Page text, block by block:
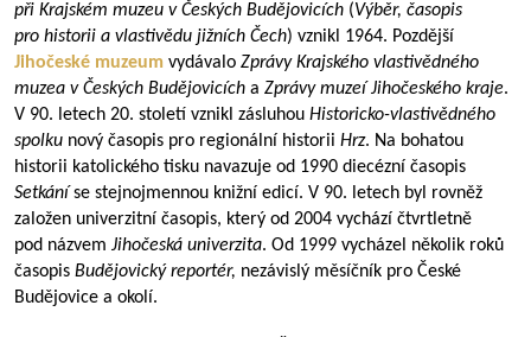
při Krajském muzeu v Českých Budějovicích (Výběr, časopis
pro historii a vlastivědu jižních Čech) vznikl 1964. Pozdější
Jihočeské muzeum vydávalo Zprávy Krajského vlastivědného
muzea v Českých Budějovicích a Zprávy muzeí Jihočeského kraje.
V 90. letech 20. století vznikl zásluhou Historicko-vlastivědného
spolku nový časopis pro regionální historii Hrz. Na bohatou
historii katolického tisku navazuje od 1990 diecézní časopis
Setkáníse stejnojmennou knižní edicí. V 90. letech byl rovněž
založen univerzitní časopis, který od 2004 vychází čtvrtletně
pod názvem Jihočeská univerzita. Od 1999 vycházel několik roků
časopis Budějovický reportér, nezávislý měsíčník pro České
Budějovice a okolí.